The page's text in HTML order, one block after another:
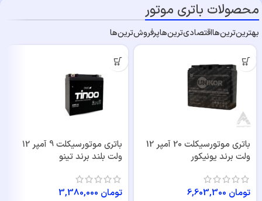
محصولات باتری موتور
بهترین‌ترین‌هااقتصادی‌ترین‌هاپرفروش‌ترین‌ها
باتری موتورسیکلت 20 آمپر 12
ولت برند یونیکور
تومان
باتری موتورسیکلت 9 آمپر 12
ولت بلند برند تینو
تومان